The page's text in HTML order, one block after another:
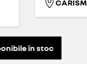
în stoc